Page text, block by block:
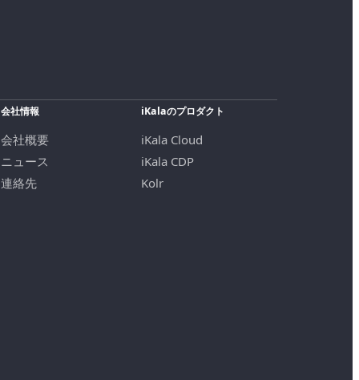
会社情報
会社概要
ニュース
連絡先
iKalaのプロダクト
iKala Cloud
iKala CDP
Kolr